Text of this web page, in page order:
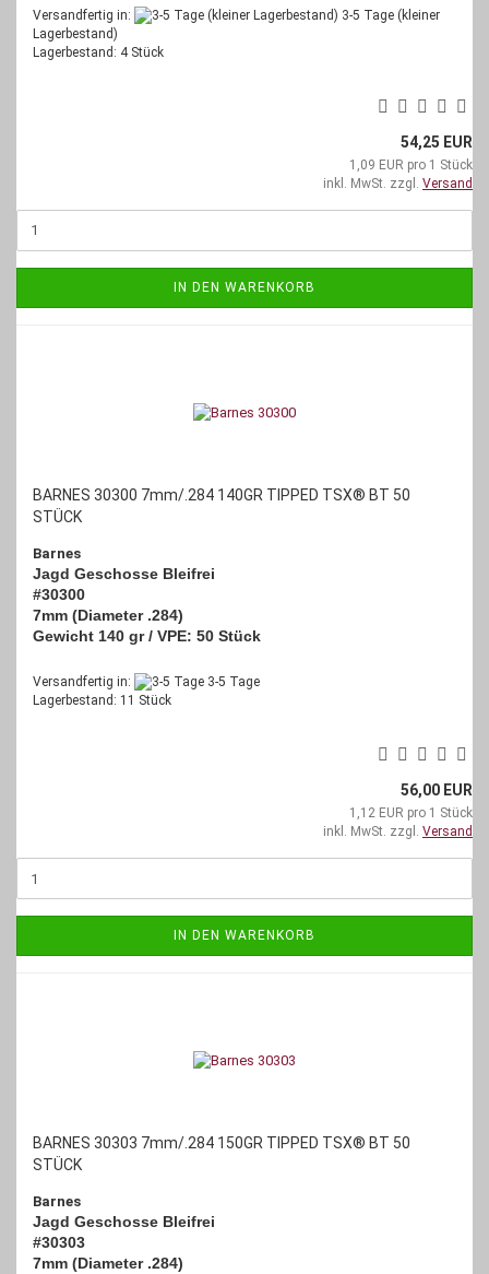
Versandfertig in:
3-5 Tage (kleiner
Lagerbestand)
Lagerbestand: 4 Stück
54,25 EUR
1,09 EUR pro 1 Stück
inkl. MwSt. zzgl. Versand
IN DEN WARENKORB
BARNES 30300 7mm/.284 140GR TIPPED TSX® BT 50
STÜCK
Barnes
Jagd Geschosse Bleifrei
#30300
7mm (Diameter .284)
Gewicht 140 gr / VPE: 50 Stück
Versandfertig in:
3-5 Tage
Lagerbestand: 11 Stück
56,00 EUR
1,12 EUR pro 1 Stück
inkl. MwSt. zzgl. Versand
IN DEN WARENKORB
BARNES 30303 7mm/.284 150GR TIPPED TSX® BT 50
STÜCK
Barnes
Jagd Geschosse Bleifrei
#30303
7mm (Diameter .284)